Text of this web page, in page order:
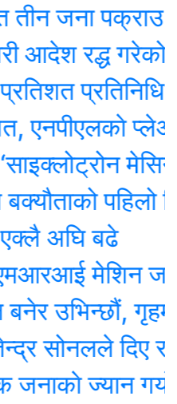
पक्राउ
रद्ध गरेको
प्रतिनिधि’
प्लेअफमा
मेसिन’
पहिलो
बढे
मेशिन जडान
उभिन्छौं,
दिए
ज्यान गयाे